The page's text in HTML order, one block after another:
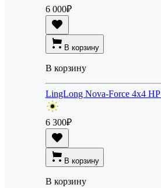
6 000₽
В корзину
В корзину
LingLong Nova-Force 4x4
6 300₽
В корзину
В корзину